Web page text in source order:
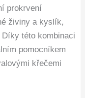
prokrvení
živiny a kyslík,
této kombinaci
pomocníkem
křečemi